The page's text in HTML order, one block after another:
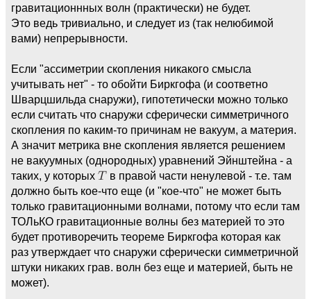
гравитационнных волн (практически) не будет.
Это ведь тривиально, и следует из (так нелюбимой
вами) непрерывности.
Если "ассиметрии скопления никакого смысла
учитывать нет" - то обойти Биркгофа (и соответно
Шварцшильда снаружи), гипотетически можно только
если считать что снаружи сферически симметричного
скопления по каким-то причинам не вакуум, а материя.
А значит метрика вне скопления является решением
не вакуумных (однородных) уравнений Эйнштейна - а
таких, у которых
в правой части ненулевой - т.е. там
должно быть кое-что еще (и "кое-что" не может быть
только гравитационными волнами, потому что если там
ТОЛьКО гравитационные волны без материей то это
будет противоречить теореме Биркгофа которая как
раз утверждает что снаружи сферически симметричной
штуки никаких грав. волн без еще и материей, быть не
может).